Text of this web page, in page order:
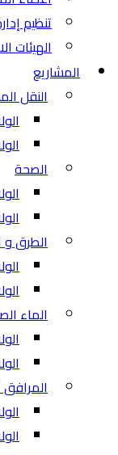
تنظيم
الهيئات
المشاريع
النقل
الصحة
الطرق و
الماء
المرافق